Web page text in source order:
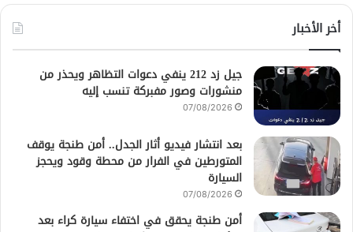
أخر الأخبار
جيل زد 212 ينفي دعوات التظاهر ويحذر من
منشورات وصور مفبركة تنسب إليه
07/08/2026
بعد انتشار فيديو أثار الجدل.. أمن طنجة يوقف
المتورطين في الفرار من محطة وقود ويحجز
السيارة
07/08/2026
أمن طنجة يحقق في اختفاء سيارة كراء بعد